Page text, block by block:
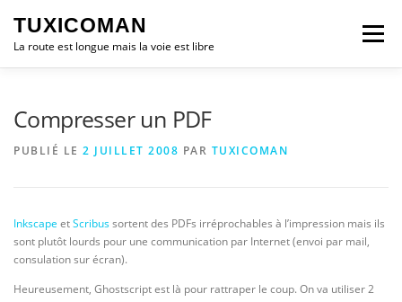
contenu
TUXICOMAN
La route est longue mais la voie est libre
Menu
Compresser un PDF
PUBLIÉ LE 2 JUILLET 2008 PAR TUXICOMAN
Inkscape etScribussortent des PDFs irréprochables à l’impression mais ils
sont plutôt lourds pour une communication par Internet (envoi par mail,
consulation sur écran).
Heureusement, Ghostscript est là pour rattraper le coup. On va utiliser 2